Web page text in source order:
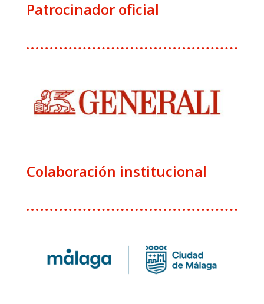
Patrocinador oficial
Colaboración institucional